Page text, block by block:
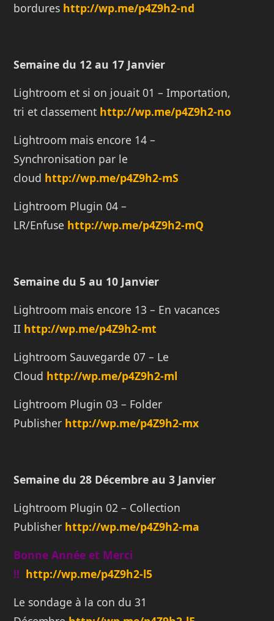
bordures http://wp.me/p4Z9h2-nd
Semaine du 12 au 17 Janvier
Lightroom et si on jouait 01 – Importation,
tri et classement http://wp.me/p4Z9h2-no
Lightroom mais encore 14 –
Synchronisation par le
cloud http://wp.me/p4Z9h2-mS
Lightroom Plugin 04 –
LR/Enfuse http://wp.me/p4Z9h2-mQ
Semaine du 5 au 10 Janvier
Lightroom mais encore 13 – En vacances
II http://wp.me/p4Z9h2-mt
Lightroom Sauvegarde 07 – Le
Cloud http://wp.me/p4Z9h2-ml
Lightroom Plugin 03 – Folder
Publisher http://wp.me/p4Z9h2-mx
Semaine du 28 Décembre au 3 Janvier
Lightroom Plugin 02 – Collection
Publisher http://wp.me/p4Z9h2-ma
Bonne Année et Merci
!! http://wp.me/p4Z9h2-l5
Le sondage à la con du 31